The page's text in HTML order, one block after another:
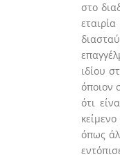
στο
ιδίου
όποιον
ότι
όπως